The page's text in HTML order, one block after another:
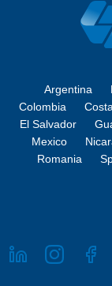
Argentina
Colombia
El Salvador
Mexico
Romania